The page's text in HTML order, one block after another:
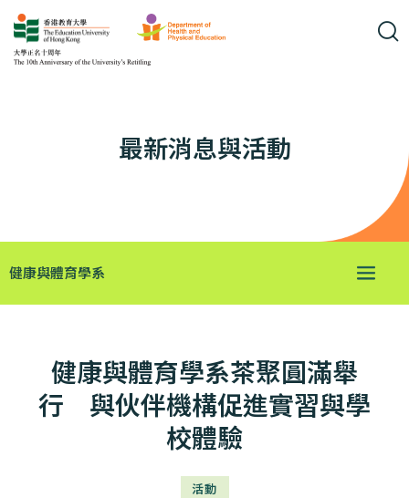
最新消息與活動
健康與體育學系
健康與體育學系茶聚圓滿舉
行 與伙伴機構促進實習與學
校體驗
活動